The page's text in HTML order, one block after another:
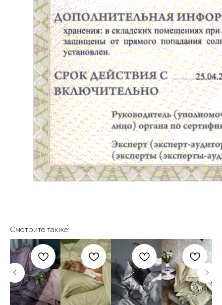
Смотрите также:
КАТАЛОГ ПОКУПАТЕЛЯМ
Premium сатин
Сатин
Тенсель
Страйп сатин
О нас
Доставка и оплата
Индивидуальный пошив
Публичная оферта